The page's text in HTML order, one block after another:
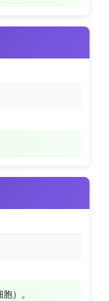
）。